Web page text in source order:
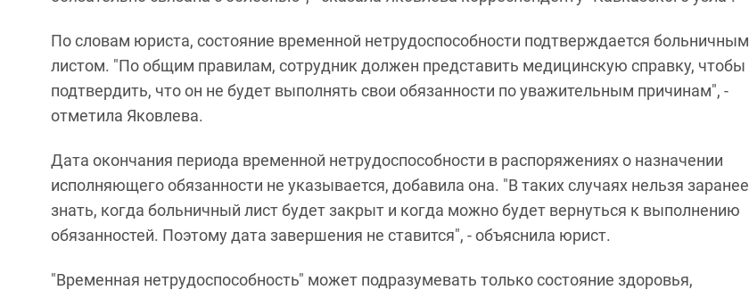
По словам юриста, состояние временной нетрудоспособности подтверждается больничным
листом. "По общим правилам, сотрудник должен представить медицинскую справку, чтобы
подтвердить, что он не будет выполнять свои обязанности по уважительным причинам", -
отметила Яковлева.
Дата окончания периода временной нетрудоспособности в распоряжениях о назначении
исполняющего обязанности не указывается, добавила она. "В таких случаях нельзя заранее
знать, когда больничный лист будет закрыт и когда можно будет вернуться к выполнению
обязанностей. Поэтому дата завершения не ставится", - объяснила юрист.
"Временная нетрудоспособность" может подразумевать только состояние здоровья,